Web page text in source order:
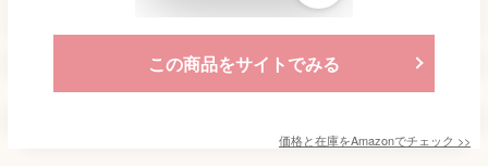
この商品をサイトでみる
価格と在庫をAmazonでチェック >>